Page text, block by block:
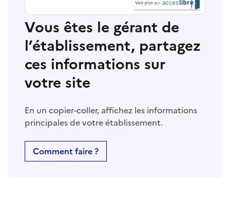
Vous êtes le gérant de
l’établissement, partagez
ces informations sur
votre site
En un copier-coller, affichez les informations
principales de votre établissement.
Comment faire ?